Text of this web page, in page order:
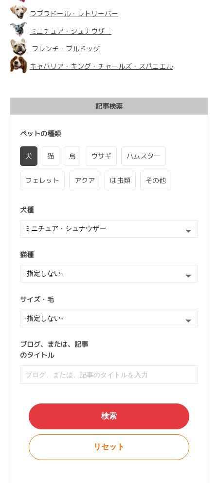
ラブラドール・レトリーバー
ミニチュア・シュナウザー
フレンチ・ブルドッグ
キャバリア・キング・チャールズ・スパニエル
記事検索
ペットの種類
犬 猫 鳥 ウサギ ハムスター
フェレット アクア は虫類 その他
犬種
猫種
サイズ・毛
ブログ、または、 記事
のタイトル